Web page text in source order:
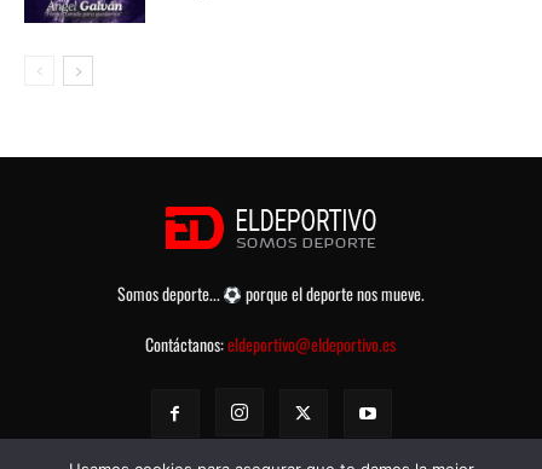
Somos deporte...
porque el deporte nos mueve.
Contáctanos:eldeportivo@eldeportivo.es